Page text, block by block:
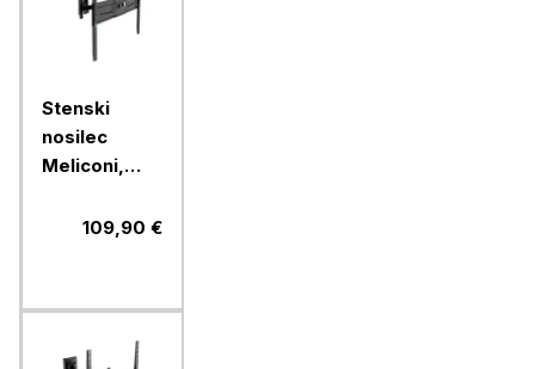
Stenski
nosilec
Meliconi,
FDRP600,
109,90 €